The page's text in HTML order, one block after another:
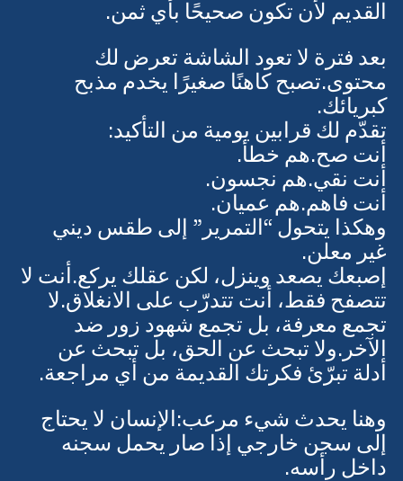
نفس الخوف، نفس الغضب، نفس الجوع
بعد فترة لا تعود الشاشة تعرض لك
محتوى.تصبح كاهنًا صغيرًا يخدم مذبح
كبريائك.
تقدّم لك قرابين يومية من التأكيد:
أنت صح.هم خطأ.
أنت نقي.هم نجسون.
أنت فاهم.هم عميان.
وهكذا يتحول “التمرير” إلى طقس ديني
غير معلن.
إصبعك يصعد وينزل، لكن عقلك يركع.أنت لا
تتصفح فقط، أنت تتدرّب على الانغلاق.لا
تجمع معرفة، بل تجمع شهود زور ضد
الآخر.ولا تبحث عن الحق، بل تبحث عن
وهنا يحدث شيء مرعب:الإنسان لا يحتاج
إلى سجن خارجي إذا صار يحمل سجنه